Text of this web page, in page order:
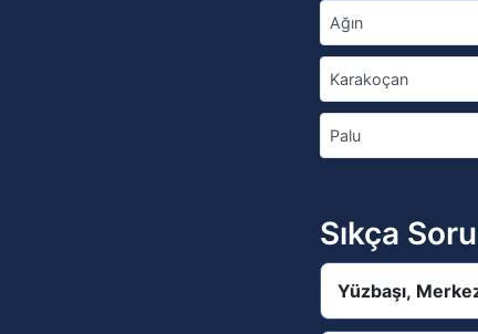
Ağın
Karakoçan
Palu
Sıkça
Yüzbaşı,